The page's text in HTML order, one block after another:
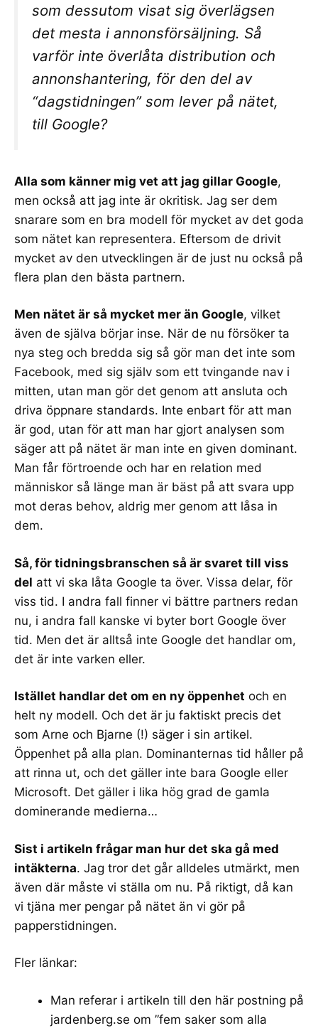
som dessutom visat sig överlägsen
det mesta i annonsförsäljning. Så
varför inte överlåta distribution och
annonshantering, för den del av
“dagstidningen” som lever på nätet,
till Google?
Alla som känner mig vet att jag gillar Google,
men också att jag inte är okritisk. Jag ser dem
snarare som en bra modell för mycket av det goda
som nätet kan representera. Eftersom de drivit
mycket av den utvecklingen är de just nu också på
flera plan den bästa partnern.
Men nätet är så mycket mer än Google, vilket
även de själva börjar inse. När de nu försöker ta
nya steg och bredda sig så gör man det inte som
Facebook, med sig själv som ett tvingande nav i
mitten, utan man gör det genom att ansluta och
driva öppnare standards. Inte enbart för att man
är god, utan för att man har gjort analysen som
säger att på nätet är man inte en given dominant.
Man får förtroende och har en relation med
människor så länge man är bäst på att svara upp
mot deras behov, aldrig mer genom att låsa in
dem.
Så, för tidningsbranschen så är svaret till viss
del att vi ska låta Google ta över. Vissa delar, för
viss tid. I andra fall finner vi bättre partners redan
nu, i andra fall kanske vi byter bort Google över
tid. Men det är alltså inte Google det handlar om,
det är inte varken eller.
Istället handlar det om en ny öppenhet och en
helt ny modell. Och det är ju faktiskt precis det
som Arne och Bjarne (!) säger i sin artikel.
Öppenhet på alla plan. Dominanternas tid håller på
att rinna ut, och det gäller inte bara Google eller
Microsoft. Det gäller i lika hög grad de gamla
dominerande medierna…
Sist i artikeln frågar man hur det ska gå med
intäkterna. Jag tror det går alldeles utmärkt, men
även där måste vi ställa om nu. På riktigt, då kan
vi tjäna mer pengar på nätet än vi gör på
papperstidningen.
Fler länkar:
Man referar i artikeln till den här postning på
jardenberg.se om ”fem saker som alla